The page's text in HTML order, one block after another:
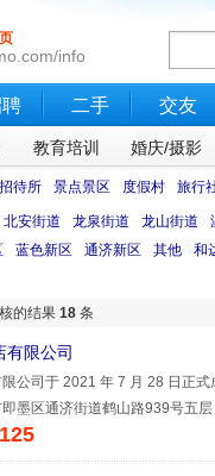
info
二手 交友
教育培训 婚庆/摄影
招待所 景点景区 度假村 旅行
北安街道 龙泉街道 龙山街道
蓝色新区 通济新区 其他
和
的结果 18 条
有限公司
公司于 2021 年 7 月 28 日正
墨区通济街道鹤山路939号五层